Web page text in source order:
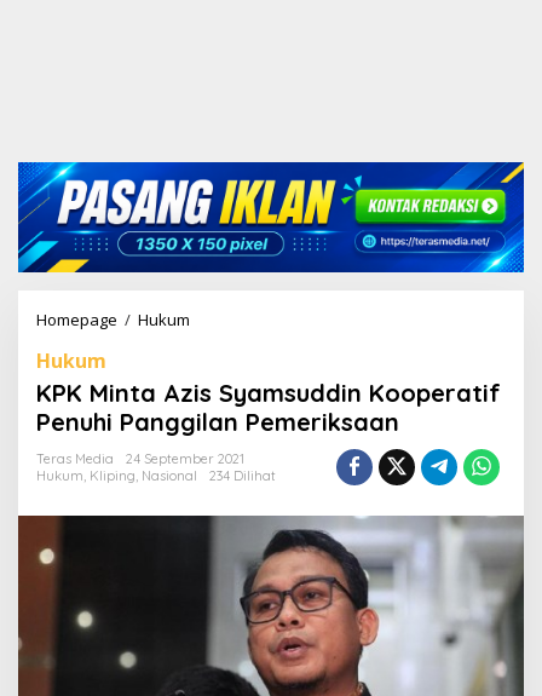
Homepage / Hukum
M
i
n
t
a
z
Hukum
KPK Minta Azis Syamsuddin Kooperatif
Penuhi Panggilan Pemeriksaan
Teras Media
24 September 2021
Hukum, Kliping, Nasional 234 Dilihat